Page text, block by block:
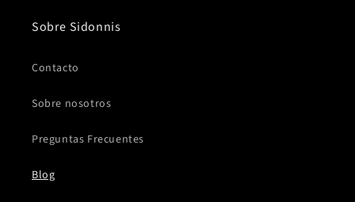
Sobre Sidonnis
Contacto
Sobre nosotros
Preguntas Frecuentes
Blog